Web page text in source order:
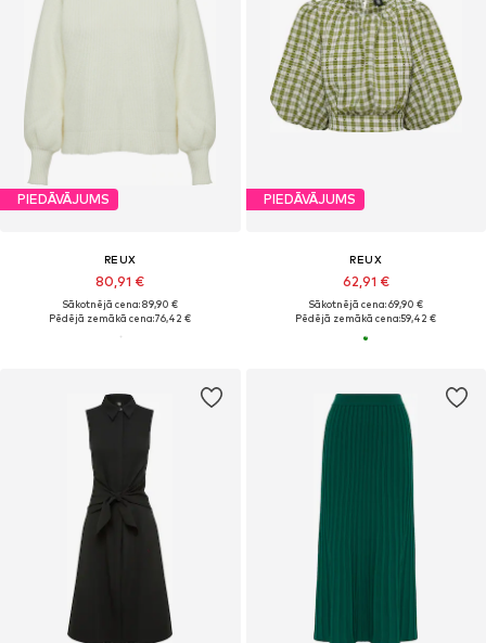
PIEDĀVĀJUMS
REUX
80,91 €
Sākotnējā cena: 89,90 €
Pēdējā zemākā cena:76,42 €
PIEDĀVĀJUMS
REUX
62,91 €
Sākotnējā cena: 69,90 €
Pēdējā zemākā cena:59,42 €